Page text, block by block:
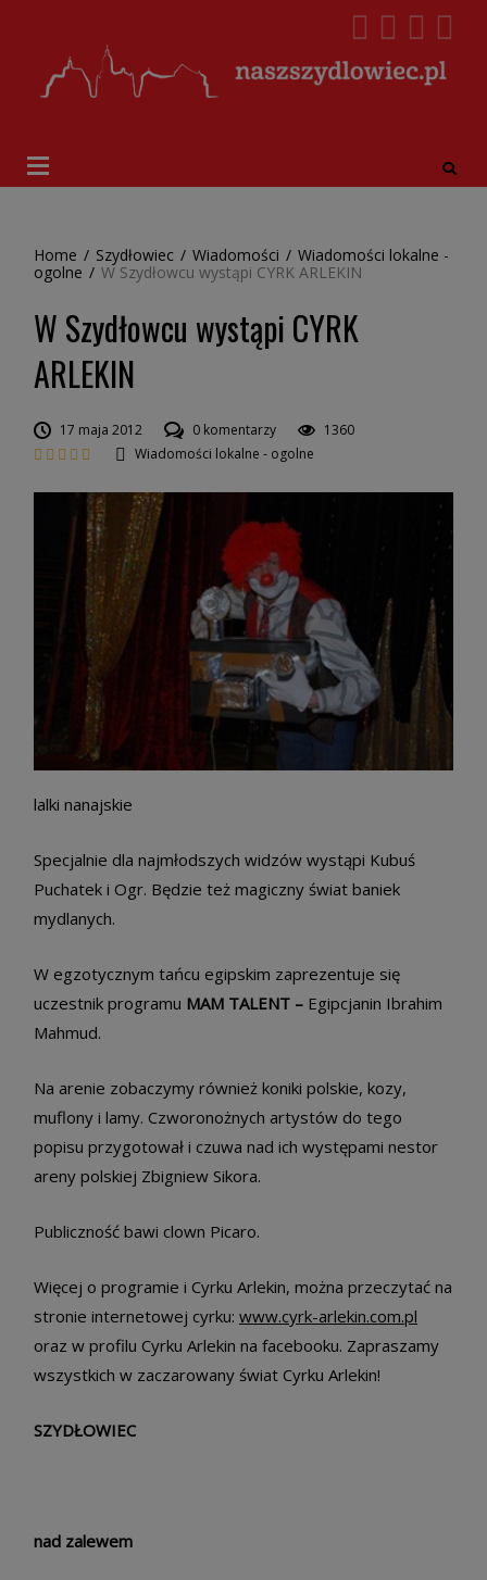
Home / Szydłowiec / Wiadomości / Wiadomości lokalne -
ogolne / W Szydłowcu wystąpi CYRK ARLEKIN
W Szydłowcu wystąpi CYRK
ARLEKIN
17 maja 2012 0 komentarzy
1360
Wiadomości lokalne - ogolne
lalki nanajskie
Specjalnie dla najmłodszych widzów wystąpi Kubuś
Puchatek i Ogr. Będzie też magiczny świat baniek
mydlanych.
W egzotycznym tańcu egipskim zaprezentuje się
uczestnik programu MAM TALENT – Egipcjanin Ibrahim
Mahmud.
Na arenie zobaczymy również koniki polskie, kozy,
muflony i lamy. Czworonożnych artystów do tego
popisu przygotował i czuwa nad ich występami nestor
areny polskiej Zbigniew Sikora.
Publiczność bawi clown Picaro.
Więcej o programie i Cyrku Arlekin, można przeczytać na
stronie internetowej cyrku: www.cyrk-arlekin.com.pl
oraz w profilu Cyrku Arlekin na facebooku. Zapraszamy
wszystkich w zaczarowany świat Cyrku Arlekin!
SZYDŁOWIEC
nad zalewem